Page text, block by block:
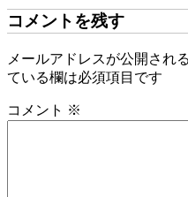
コメントを残す
メールアドレスが公開され
ている欄は必須項目です
コメント ※